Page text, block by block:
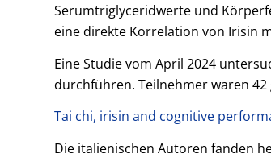
Serumtriglyceridwerte und
eine direkte Korrelation von Irisin
Eine Studie vom April 2024
durchführen. Teilnehmer waren
Tai chi, irisin and cognitive
Die italienischen Autoren fanden